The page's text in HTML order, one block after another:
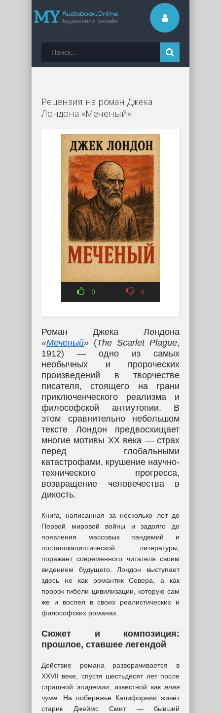
Рецензия на роман Джека
Лондона «Меченый»
0 0
Роман Джека Лондона
«Меченый» (The Scarlet Plague,
1912) — одно из самых
необычных и пророческих
произведений в творчестве
писателя, стоящего на грани
приключенческого реализма и
философской антиутопии. В
этом сравнительно небольшом
тексте Лондон предвосхищает
многие мотивы XX века — страх
перед глобальными
катастрофами, крушение научно-
технического прогресса,
возвращение человечества в
дикость.
Книга, написанная за несколько лет до
Первой мировой войны и задолго до
появления массовых пандемий и
постапокалиптической литературы,
поражает современного читателя своим
видением будущего. Лондон выступает
здесь не как романтик Севера, а как
пророк гибели цивилизации, которую сам
же и воспел в своих реалистических и
философских романах.
Сюжет и композиция:
прошлое, ставшее легендой
Действие романа разворачивается в
XXVII веке, спустя шестьдесят лет после
страшной эпидемии, известной как алая
чума . На побережье Калифорнии живёт
старик Джеймс Смит — бывший